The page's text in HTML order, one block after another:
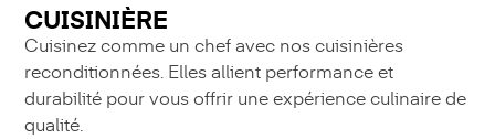
CUISINIÈRE
Cuisinez comme un chef avec nos cuisinières
reconditionnées. Elles allient performance et
durabilité pour vous offrir une expérience culinaire de
qualité.